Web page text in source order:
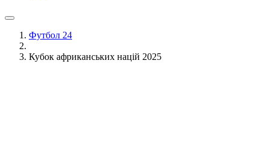
Футбол 24
Кубок африканських націй 2025